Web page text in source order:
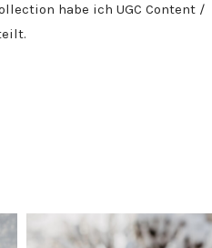
habe ich UGC Content /